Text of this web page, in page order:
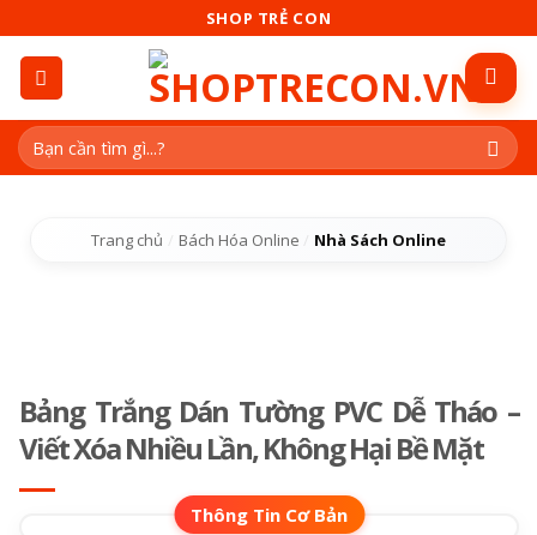
content
SHOP TRẺ CON
Tìm
kiếm:
Trang chủ Bách Hóa Online Nhà Sách Online
Bảng Trắng Dán Tường PVC Dễ Tháo –
Viết Xóa Nhiều Lần, Không Hại Bề Mặt